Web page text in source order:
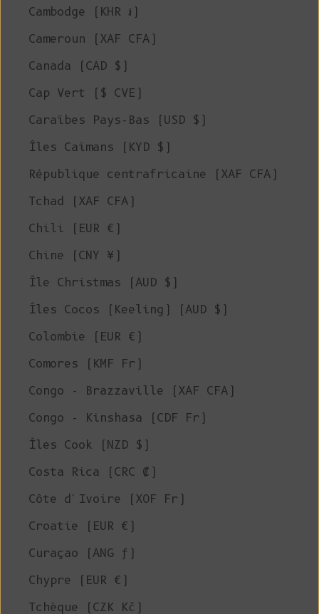
Cambodge (KHR ៛)
Cameroun (XAF CFA)
Canada (CAD $)
Cap Vert ($ CVE)
Caraïbes Pays-Bas (USD $)
Îles Caïmans (KYD $)
République centrafricaine (XAF CFA)
Tchad (XAF CFA)
Chili (EUR €)
Chine (CNY ¥)
Île Christmas (AUD $)
Îles Cocos (Keeling) (AUD $)
Colombie (EUR €)
Comores (KMF Fr)
Congo - Brazzaville (XAF CFA)
Congo - Kinshasa (CDF Fr)
Îles Cook (NZD $)
Costa Rica (CRC ₡)
Côte d'Ivoire (XOF Fr)
Croatie (EUR €)
Curaçao (ANG ƒ)
Chypre (EUR €)
Tchèque (CZK Kč)